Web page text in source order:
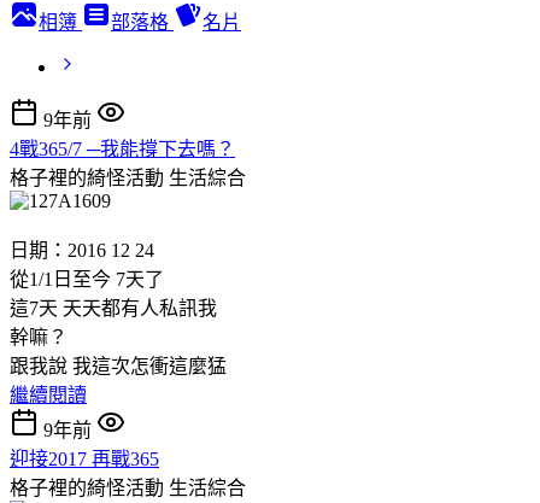
相簿 部落格 名片
9年前
4戰365/7 ─我能撐下去嗎？
格子裡的綺怪活動 生活綜合
日期：2016 12 24
從1/1日至今 7天了
這7天 天天都有人私訊我
幹嘛？
跟我說 我這次怎衝這麼猛
繼續閱讀
9年前
迎接2017 再戰365
格子裡的綺怪活動 生活綜合